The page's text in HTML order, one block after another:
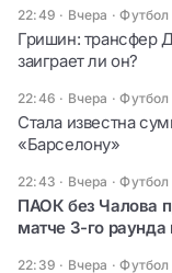
22:49 · Вчера ·Футбол
Гришин: трансфер
заиграет ли он?
22:46 · Вчера ·Футбол
Стала известна
«Барселону»
22:43 · Вчера ·Футбол
ПАОК без Чалова
матче 3-го
22:39 · Вчера ·Футбол